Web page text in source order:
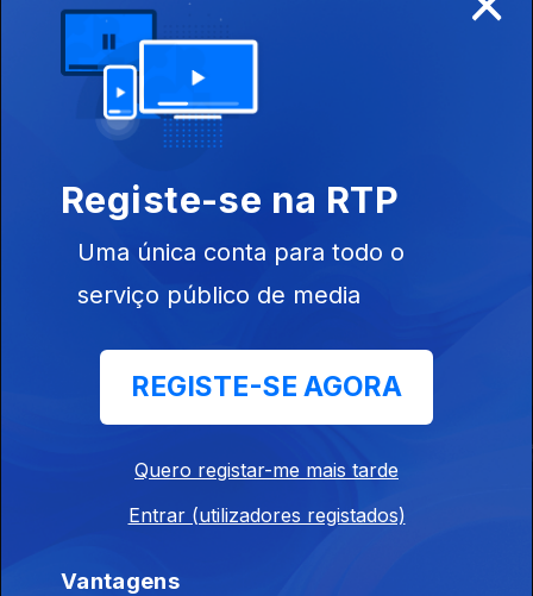
438748
Este conteúdo faz parte de
Documentários de Personalidades
de Portugal e do Mundo
Chaplin & os
A Voz do Silêncio
Sousa Martins -
Registe-se na RTP
Uma única conta para todo o
serviço público de media
REGISTE-SE AGORA
Quero registar-me mais tarde
Entrar (utilizadores registados)
Vantagens